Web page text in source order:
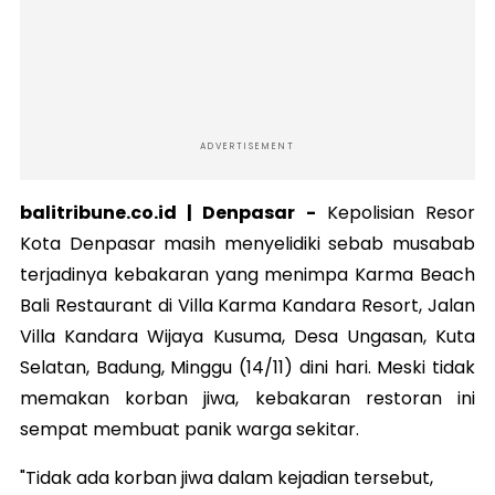
ADVERTISEMENT
balitribune.co.id | Denpasar - Kepolisian Resor
Kota Denpasar masih menyelidiki sebab musabab
terjadinya kebakaran yang menimpa Karma Beach
Bali Restaurant di Villa Karma Kandara Resort, Jalan
Villa Kandara Wijaya Kusuma, Desa Ungasan, Kuta
Selatan, Badung, Minggu (14/11) dini hari. Meski tidak
memakan korban jiwa, kebakaran restoran ini
sempat membuat panik warga sekitar.
"Tidak ada korban jiwa dalam kejadian tersebut,